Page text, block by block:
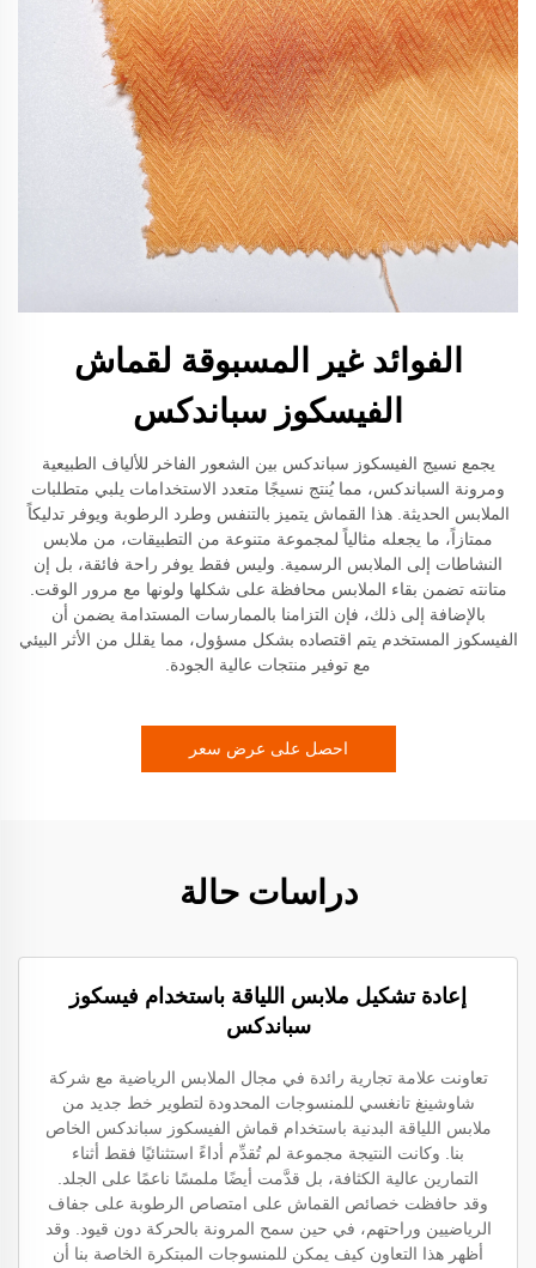
الفوائد غير المسبوقة لقماش
الفيسكوز سباندكس
يجمع نسيج الفيسكوز سباندكس بين الشعور الفاخر للألياف الطبيعية
ومرونة السباندكس، مما يُنتج نسيجًا متعدد الاستخدامات يلبي متطلبات
الملابس الحديثة. هذا القماش يتميز بالتنفس وطرد الرطوبة ويوفر تدليكاً
ممتازاً، ما يجعله مثالياً لمجموعة متنوعة من التطبيقات، من ملابس
النشاطات إلى الملابس الرسمية. وليس فقط يوفر راحة فائقة، بل إن
متانته تضمن بقاء الملابس محافظة على شكلها ولونها مع مرور الوقت.
بالإضافة إلى ذلك، فإن التزامنا بالممارسات المستدامة يضمن أن
الفيسكوز المستخدم يتم اقتصاده بشكل مسؤول، مما يقلل من الأثر البيئي
مع توفير منتجات عالية الجودة.
احصل على عرض سعر
دراسات حالة
إعادة تشكيل ملابس اللياقة باستخدام فيسكوز
سباندكس
تعاونت علامة تجارية رائدة في مجال الملابس الرياضية مع شركة
شاوشينغ تانغسي للمنسوجات المحدودة لتطوير خط جديد من
ملابس اللياقة البدنية باستخدام قماش الفيسكوز سباندكس الخاص
بنا. وكانت النتيجة مجموعة لم تُقدِّم أداءً استثنائيًا فقط أثناء
التمارين عالية الكثافة، بل قدَّمت أيضًا ملمسًا ناعمًا على الجلد.
وقد حافظت خصائص القماش على امتصاص الرطوبة على جفاف
الرياضيين وراحتهم، في حين سمح المرونة بالحركة دون قيود. وقد
أظهر هذا التعاون كيف يمكن للمنسوجات المبتكرة الخاصة بنا أن